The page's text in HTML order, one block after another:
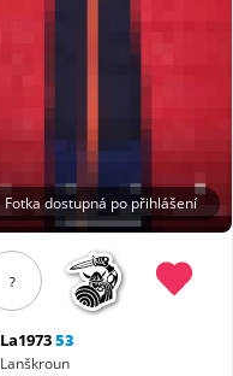
Fotka dostupná po přihlášení
?
La197353
Lanškroun